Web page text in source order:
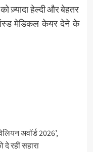
ज़्यादा हेल्दी और बेहतर
मेडिकल केयर देने के
अवॉर्ड 2026’,
दे रहीं सहारा